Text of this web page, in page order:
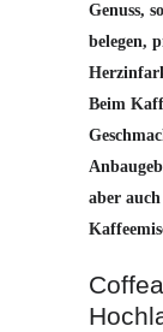
Genuss,
belegen,
Beim
aber